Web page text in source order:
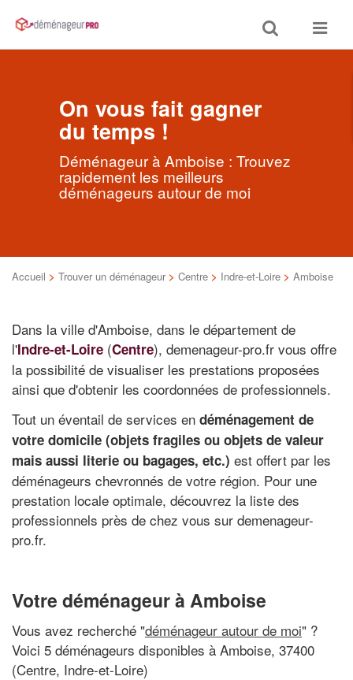
Toggle
search
Toggle
On vous fait gagner
du temps !
Déménageur à Amboise : Trouvez
rapidement les meilleurs
déménageurs autour de moi
Accueil > Trouver un déménageur > Centre > Indre-et-Loire > Amboise
Dans la ville d'Amboise, dans le département de
l'Indre-et-Loire (Centre), demenageur-pro.fr vous offre
la possibilité de visualiser les prestations proposées
ainsi que d'obtenir les coordonnées de professionnels.
Tout un éventail de services en déménagement de
votre domicile (objets fragiles ou objets de valeur
mais aussi literie ou bagages, etc.) est offert par les
déménageurs chevronnés de votre région. Pour une
prestation locale optimale, découvrez la liste des
professionnels près de chez vous sur demenageur-
pro.fr.
Votre déménageur à Amboise
Vous avez recherché "déménageur autour de moi" ?
Voici 5 déménageurs disponibles à Amboise, 37400
(Centre, Indre-et-Loire)